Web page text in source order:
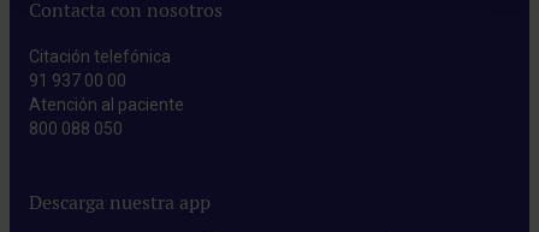
Contacta con nosotros
Citación telefónica
91 937 00 00
Atención al paciente
800 088 050
Descarga nuestra app